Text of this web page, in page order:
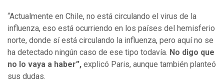
“Actualmente en Chile, no está circulando el virus de la
influenza, eso está ocurriendo en los países del hemisferio
norte, donde sí está circulando la influenza, pero aquí no se
ha detectado ningún caso de ese tipo todavía. No digo que
no lo vaya a haber”, explicó Paris, aunque también planteó
sus dudas.